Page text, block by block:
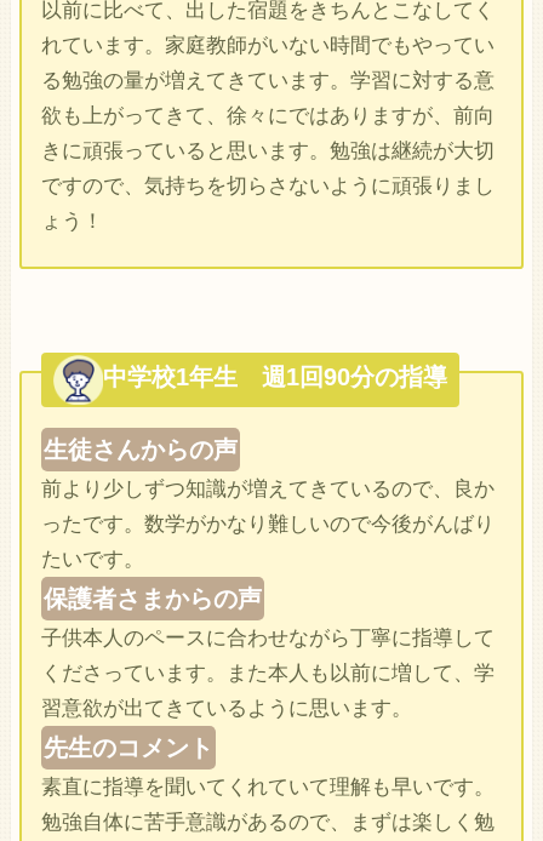
以前に比べて、出した宿題をきちんとこなしてく
れています。家庭教師がいない時間でもやってい
る勉強の量が増えてきています。学習に対する意
欲も上がってきて、徐々にではありますが、前向
きに頑張っていると思います。勉強は継続が大切
ですので、気持ちを切らさないように頑張りまし
ょう！
中学校1年生 週1回90分の指導
生徒さんからの声
前より少しずつ知識が増えてきているので、良か
ったです。数学がかなり難しいので今後がんばり
たいです。
保護者さまからの声
子供本人のペースに合わせながら丁寧に指導して
くださっています。また本人も以前に増して、学
習意欲が出てきているように思います。
先生のコメント
素直に指導を聞いてくれていて理解も早いです。
勉強自体に苦手意識があるので、まずは楽しく勉